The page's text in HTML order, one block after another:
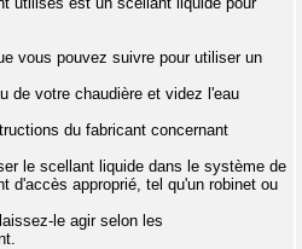
vous pouvez suivre pour utiliser un
de votre chaudière et videz l'eau
du fabricant concernant
le scellant liquide dans le système de
d'accès approprié, tel qu'un robinet ou
le agir selon les